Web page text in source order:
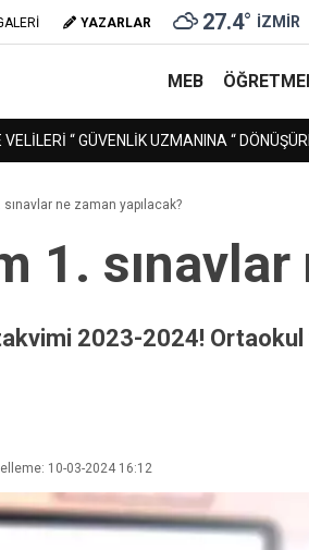
YAZARLAR 27.4° İZMIR
MEB
UZMANINA “ DÖNÜŞÜRKEN
ne zaman yapılacak?
1.
2023-2024!
10-03-2024 16:12